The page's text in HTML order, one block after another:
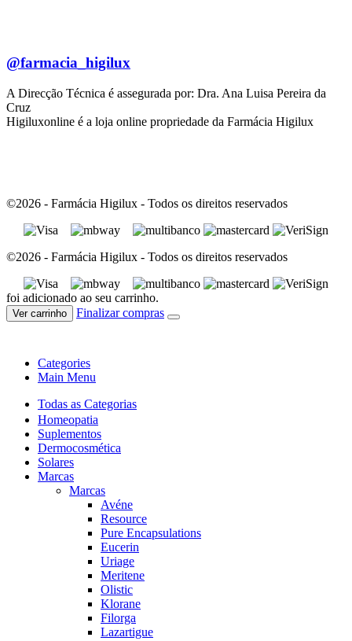
@farmacia_higilux
A Direcção Técnica é assegurada por: Dra. Ana Luisa Pereira da
Cruz
Higiluxonline é a loja online propriedade da Farmácia Higilux
©2026 - Farmácia Higilux - Todos os direitos reservados
©2026 - Farmácia Higilux - Todos os direitos reservados
foi adicionado ao seu carrinho.
Ver carrinho Finalizar compras
Categories
Main Menu
Todas as Categorias
Homeopatia
Suplementos
Dermocosmética
Solares
Marcas
Marcas
Avéne
Resource
Pure Encapsulations
Eucerin
Uriage
Meritene
Olistic
Klorane
Filorga
Lazartigue